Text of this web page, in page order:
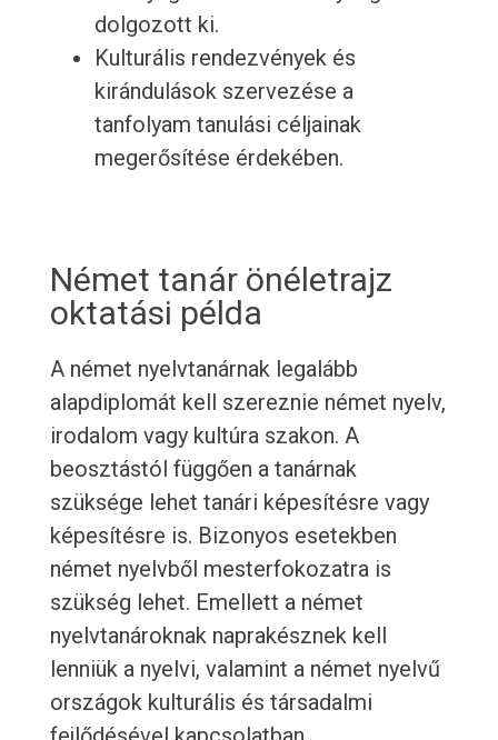
dolgozott ki.
Kulturális rendezvények és
kirándulások szervezése a
tanfolyam tanulási céljainak
megerősítése érdekében.
Német tanár önéletrajz
oktatási példa
A német nyelvtanárnak legalább
alapdiplomát kell szereznie német nyelv,
irodalom vagy kultúra szakon. A
beosztástól függően a tanárnak
szüksége lehet tanári képesítésre vagy
képesítésre is. Bizonyos esetekben
német nyelvből mesterfokozatra is
szükség lehet. Emellett a német
nyelvtanároknak naprakésznek kell
lenniük a nyelvi, valamint a német nyelvű
országok kulturális és társadalmi